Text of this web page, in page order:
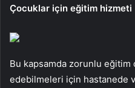
Çocuklar için eğitim hizmeti
Bu kapsamda zorunlu eğitim
edebilmeleri için hastanede